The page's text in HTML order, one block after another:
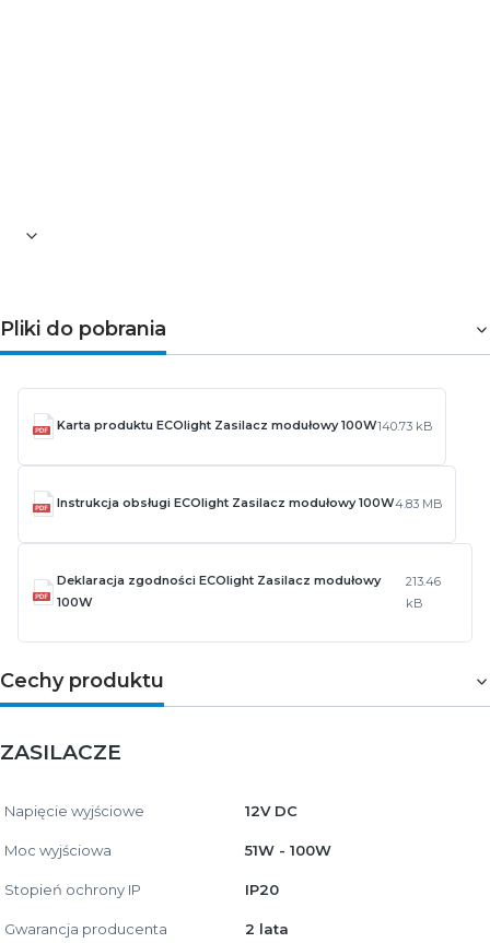
Pliki do pobrania
Karta produktu ECOlight Zasilacz modułowy 100W140.73 kB
Instrukcja obsługi ECOlight Zasilacz modułowy 100W4.83 MB
Deklaracja zgodności ECOlight Zasilacz modułowy
100W
213.46
kB
Cechy produktu
ZASILACZE
Napięcie wyjściowe 12V DC
Moc wyjściowa 51W - 100W
Stopień ochrony IP IP20
Gwarancja producenta 2 lata